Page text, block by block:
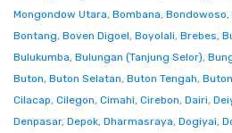
Mongondow Utara, Bombana, Bondowoso,
Bontang, Boven Digoel, Boyolali, Brebes,
Bulukumba, Bulungan (Tanjung Selor),
Buton, Buton Selatan, Buton Tengah,
Cilacap, Cilegon, Cimahi, Cirebon, Dairi,
Denpasar, Depok, Dharmasraya, Dogiyai,